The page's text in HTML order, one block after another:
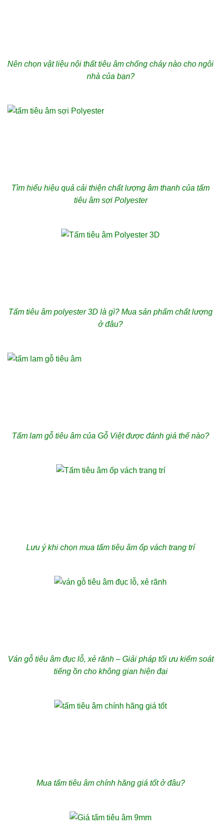
Nên chọn vật liệu nội thất tiêu âm chống cháy nào cho ngôi
nhà của bạn?
Tìm hiểu hiệu quả cải thiện chất lượng âm thanh của tấm
tiêu âm sợi Polyester
Tấm tiêu âm polyester 3D là gì? Mua sản phẩm chất lượng
ở đâu?
Tấm lam gỗ tiêu âm của Gỗ Việt được đánh giá thế nào?
Lưu ý khi chọn mua tấm tiêu âm ốp vách trang trí
Ván gỗ tiêu âm đục lỗ, xẻ rãnh – Giải pháp tối ưu kiểm soát
tiếng ồn cho không gian hiện đại
Mua tấm tiêu âm chính hãng giá tốt ở đâu?